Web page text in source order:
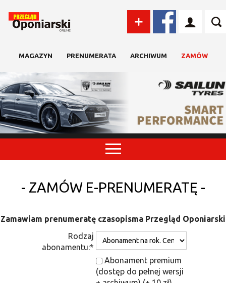
MAGAZYN PRENUMERATA ARCHIWUM ZAMÓW
- ZAMÓW E-PRENUMERATĘ -
Zamawiam prenumeratę czasopisma Przegląd Oponiarski
Rodzaj
abonamentu:*
Abonament premium
(dostęp do pełnej wersji